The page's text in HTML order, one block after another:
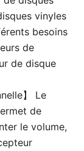
vinyles
besoins
de
de disque
】 Le
de
le volume,